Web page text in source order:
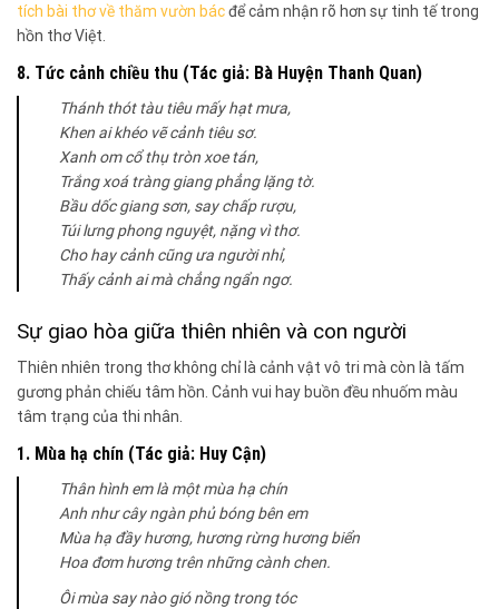
tích bài thơ về thăm vườn bácđể cảm nhận rõ hơn sự tinh tế trong
hồn thơ Việt.
8. Tức cảnh chiều thu (Tác giả: Bà Huyện Thanh Quan)
Thánh thót tàu tiêu mấy hạt mưa,
Khen ai khéo vẽ cảnh tiêu sơ.
Xanh om cổ thụ tròn xoe tán,
Trắng xoá tràng giang phẳng lặng tờ.
Bầu dốc giang sơn, say chấp rượu,
Túi lưng phong nguyệt, nặng vì thơ.
Cho hay cảnh cũng ưa người nhỉ,
Thấy cảnh ai mà chẳng ngẩn ngơ.
Sự giao hòa giữa thiên nhiên và con người
Thiên nhiên trong thơ không chỉ là cảnh vật vô tri mà còn là tấm
gương phản chiếu tâm hồn. Cảnh vui hay buồn đều nhuốm màu
tâm trạng của thi nhân.
1. Mùa hạ chín (Tác giả: Huy Cận)
Thân hình em là một mùa hạ chín
Anh như cây ngàn phủ bóng bên em
Mùa hạ đầy hương, hương rừng hương biển
Hoa đơm hương trên những cành chen.
Ôi mùa say nào gió nồng trong tóc